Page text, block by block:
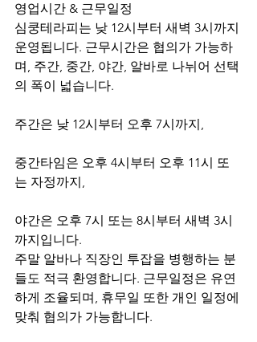
영업시간 & 근무일정
심쿵테라피는 낮 12시부터 새벽 3시까지
운영됩니다. 근무시간은 협의가 가능하
며, 주간, 중간, 야간, 알바로 나뉘어 선택
의 폭이 넓습니다.
주간은 낮 12시부터 오후 7시까지,
중간타임은 오후 4시부터 오후 11시 또
는 자정까지,
야간은 오후 7시 또는 8시부터 새벽 3시
까지입니다.
주말 알바나 직장인 투잡을 병행하는 분
들도 적극 환영합니다. 근무일정은 유연
하게 조율되며, 휴무일 또한 개인 일정에
맞춰 협의가 가능합니다.